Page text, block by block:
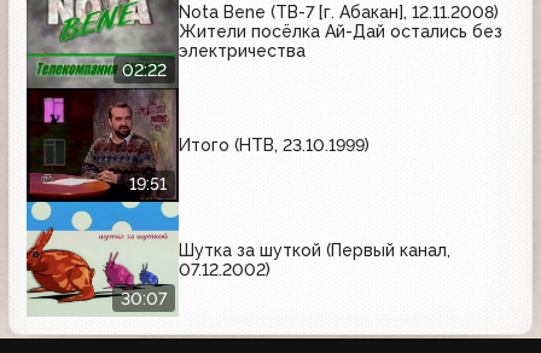
02:22
Nota Bene (ТВ-7 [г. Абакан], 12.11.2008)
Жители посёлка Ай-Дай остались без
электричества
19:51
Итого (НТВ, 23.10.1999)
30:07
Шутка за шуткой (Первый канал,
07.12.2002)